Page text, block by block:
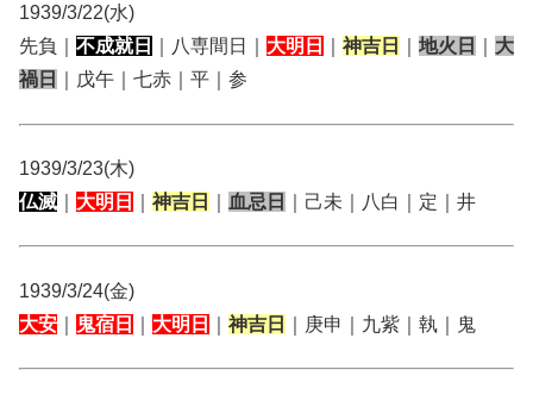
1939/3/22(水)
先負｜ 不成就日 ｜八専間日｜ 大明日 神吉日 地火日
大
禍日
｜戊午｜七赤｜平｜参
1939/3/23(木)
仏滅
大明日 神吉日 血忌日 ｜己未｜八白｜定｜井
1939/3/24(金)
大安
鬼宿日 大明日 神吉日 ｜庚申｜九紫｜執｜鬼